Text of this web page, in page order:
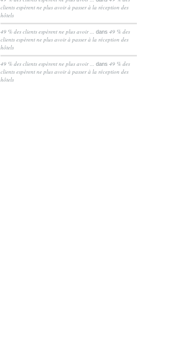
clients espèrent ne plus avoir à passer à la réception des
hôtels
49 % des clients espèrent ne plus avoir ... dans49 % des
clients espèrent ne plus avoir à passer à la réception des
hôtels
49 % des clients espèrent ne plus avoir ... dans49 % des
clients espèrent ne plus avoir à passer à la réception des
hôtels